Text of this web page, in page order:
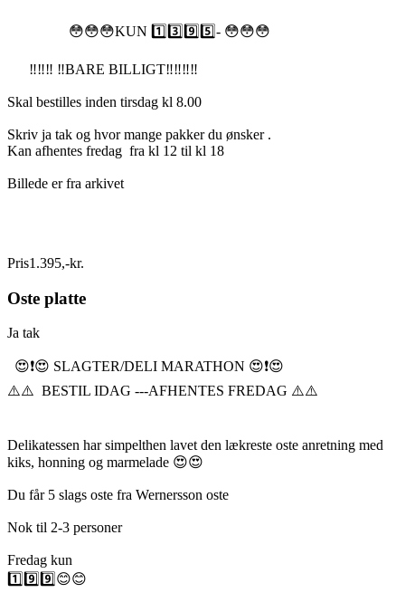
😳😳😳KUN 1️⃣3️⃣9️⃣5️⃣- 😳😳😳
‼️‼️‼️ ‼️BARE BILLIGT‼️‼️‼️‼️
Skal bestilles inden tirsdag kl 8.00
Skriv ja tak og hvor mange pakker du ønsker .
Kan afhentes fredag fra kl 12 til kl 18
Billede er fra arkivet
Pris1.395,-kr.
Oste platte
Ja tak
😍❗️😍 SLAGTER/DELI MARATHON 😍❗️😍
⚠️⚠️ BESTIL IDAG ---AFHENTES FREDAG ⚠️⚠️
Delikatessen har simpelthen lavet den lækreste oste anretning med
kiks, honning og marmelade 😍😍
Du får 5 slags oste fra Wernersson oste
Nok til 2-3 personer
Fredag kun
1️⃣9️⃣9️⃣😊😊